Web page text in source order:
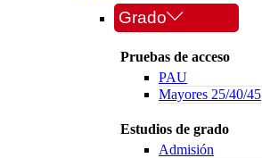
Grado
Pruebas de acceso
PAU
Mayores 25/40/45
Estudios de grado
Admisión